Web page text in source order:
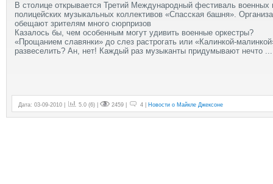
В столице открывается Третий Международный фестиваль военных
полицейских музыкальных коллективов «Спасская башня».
обещают зрителям много сюрпризов
Казалось бы, чем особенным могут удивить военные оркестры?
«Прощанием славянки» до слез растрогать или «Калинкой-
развеселить? Ан, нет! Каждый раз музыканты придумывают нечто
Дата: 03-09-2010 | 5.0 (6) | 2459 | 4 | Новости о Майкле Джексоне